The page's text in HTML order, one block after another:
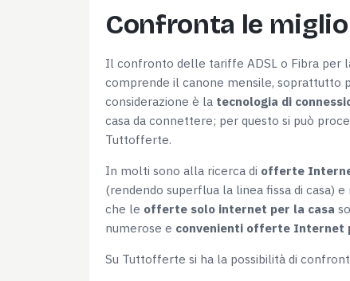
Rifiuta
Confronta le
Il confronto delle tariffe ADSL o Fibra per
comprende il canone mensile, soprattutto
considerazione è la tecnologia di
casa da connettere; per questo si può
Tuttofferte.
In molti sono alla ricerca di offerte
(rendendo superflua la linea fissa di casa)
che le offerte solo internet per la casa
numerose e convenienti offerte Internet
Su Tuttofferte si ha la possibilità di